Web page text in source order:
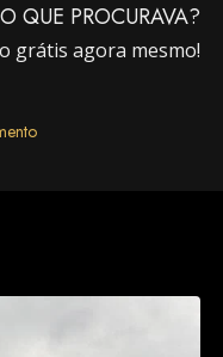
QUE PROCURAVA?
grátis agora mesmo!